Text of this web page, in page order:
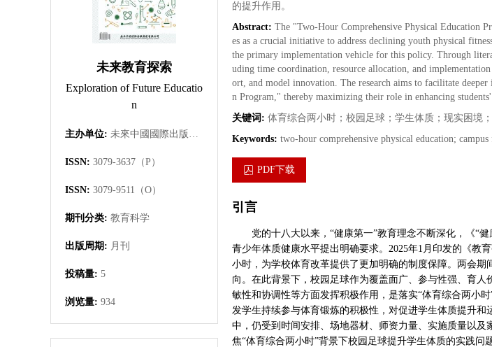
未来教育探索
Exploration of Future Educatio
n
主办单位: 未來中國國際出版集團有限公司
ISSN: 3079-3637（P）
ISSN: 3079-9511（O）
期刊分类: 教育科学
出版周期: 月刊
投稿量: 5
浏览量: 934
的提升作用。
Abstract: The "Two-Hour Comprehensive Physical Education
es as a crucial initiative to address declining youth physical
the primary implementation vehicle for this policy. Through
uding time coordination, resource allocation, and
ort, and model innovation. The research aims to facilitate
n Program," thereby maximizing their role in enhancing
关键词: 体育综合两小时；校园足球；学生体质；现实困境
Keywords: two-hour comprehensive physical education;
PDF下载
引言
党的十八大以来，“健康第一”教育理念不断深化，《“
青少年体质健康水平提出明确要求。2025年1月印发的《教
小时，为学校体育改革提供了更加明确的制度保障。两会
向。在此背景下，校园足球作为覆盖面广、参与性强、育
敏性和协调性等方面发挥积极作用，是落实“体育综合两小
发学生持续参与体育锻炼的积极性，对促进学生体质提升
中，仍受到时间安排、场地器材、师资力量、实施质量以
焦“体育综合两小时”背景下校园足球提升学生体质的实践